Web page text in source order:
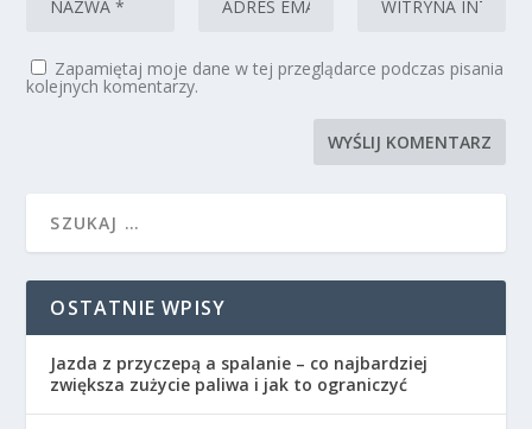
Zapamiętaj moje dane w tej przeglądarce podczas pisania
kolejnych komentarzy.
OSTATNIE WPISY
Jazda z przyczepą a spalanie – co najbardziej
zwiększa zużycie paliwa i jak to ograniczyć